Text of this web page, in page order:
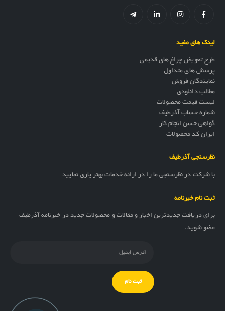
لینک های مفید
طرح تعویض چراغ های قدیمی
پرسش های متداول
نمایندگان فروش
مطالب دانلودی
لیست قیمت محصولات
شماره حساب آذرطیف
گواهی حسن انجام کار
ایران کد محصولات
نظرسنجی آذرطیف
با شرکت در نظرسنجی ما را در ارائه خدمات بهتر یاری نمایید
ثبت نام خبرنامه
برای دریافت جدیدترین اخبار و مقالات و محصولات جدید در خبرنامه آذرطیف
عضو شوید.